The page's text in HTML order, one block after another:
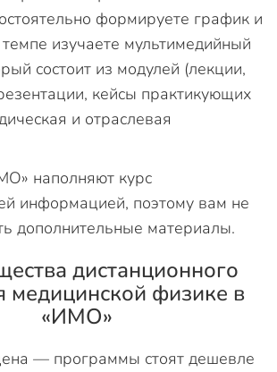
формируете график и
изучаете мультимедийный
состоит из модулей (лекции,
кейсы практикующих
и отраслевая
наполняют курс
информацией, поэтому вам не
дополнительные материалы.
дистанционного
медицинской физике в
«ИМО»
— программы стоят дешевле